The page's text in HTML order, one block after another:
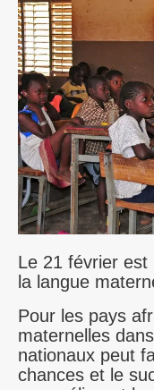
Le 21 février est
la langue
Pour les pays
maternelles
nationaux peut
chances et le